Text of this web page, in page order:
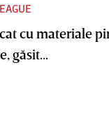
cu materiale
găsit...